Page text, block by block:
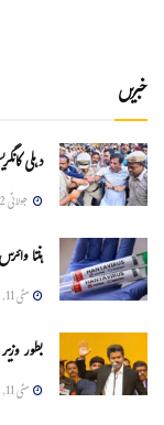
خبریں
دہلی
جولائی 22, 2026
ہنتا
مئی 11, 2026
بطور
مئی 11, 2026